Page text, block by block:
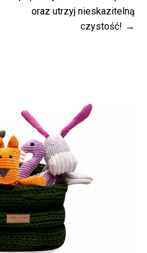
oraz utrzyj nieskazitelną
czystość!